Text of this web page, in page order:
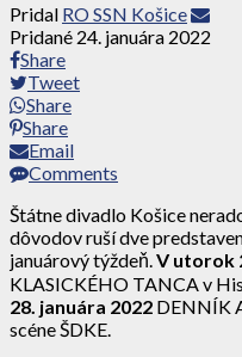
Pridal RO SSN Košice
Pridané 24. januára 2022
Share
Tweet
Share
Share
Email
Comments
Štátne divadlo Košice
dôvodov ruší dve
januárový týždeň. V utorok
KLASICKÉHO TANCA v
28. januára 2022 DENNÍK
scéne ŠDKE.